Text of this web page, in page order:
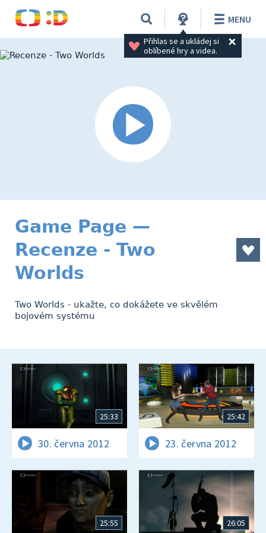
Přihlas se a ukládej si
oblíbené hry a videa.
MENU
Game Page —
Recenze - Two
Worlds
Two Worlds - ukažte, co dokážete ve skvělém
bojovém systému
25:33
30. června 2012
25:42
23. června 2012
25:55 26:05